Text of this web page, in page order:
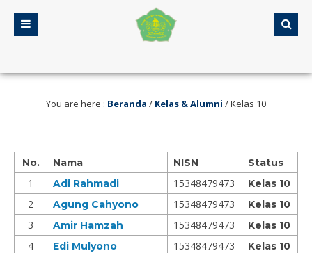
You are here : Beranda / Kelas & Alumni /Kelas 10
No. Nama NISN Status
1 Adi Rahmadi 15348479473 Kelas 10
2 Agung Cahyono 15348479473 Kelas 10
3 Amir Hamzah 15348479473 Kelas 10
4 Edi Mulyono 15348479473 Kelas 10